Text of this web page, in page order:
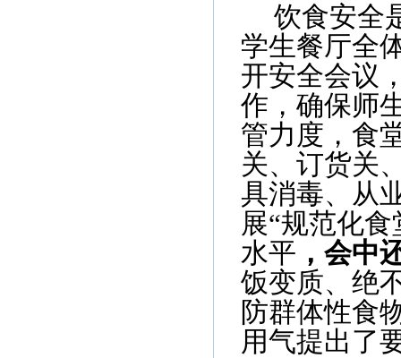
饮食安全
学生餐厅全
开安全会议
作，确保师
管力度，食
关、订货关
具消毒、从
展“规范化
水平 ，会中
饭变质、绝
防群体性食
用气提出了